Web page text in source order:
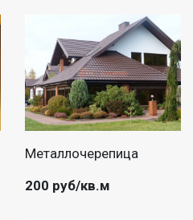
Металлочерепица
200 руб/кв.м